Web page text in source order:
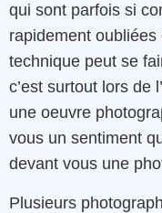
qui sont parfois si
rapidement
technique peut se
c’est surtout lors de
une oeuvre
vous un sentiment
devant vous une
Plusieurs